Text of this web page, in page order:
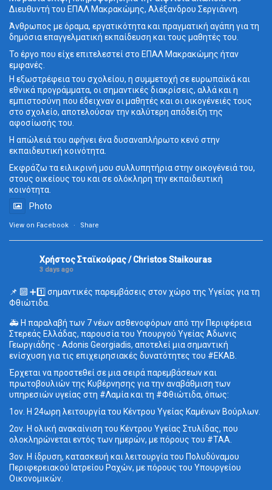
Διευθυντή του ΕΠΑΛ Μακρακώμης, Αλέξανδρου Σεργιάννη.
Άνθρωπος με όραμα, εργατικότητα και πραγματική αγάπη για τη
δημόσια επαγγελματική εκπαίδευση και τους μαθητές του.
Το έργο που είχε επιτελεστεί στο ΕΠΑΛ Μακρακώμης ήταν
εμφανές.
Η εξωστρέφεια του σχολείου, η συμμετοχή σε ευρωπαϊκά και
εθνικά προγράμματα, οι σημαντικές διακρίσεις, αλλά και η
εμπιστοσύνη που έδειχναν οι μαθητές και οι οικογένειές τους
στο σχολείο, αποτελούσαν την καλύτερη απόδειξη της
αφοσίωσής του.
Η απώλειά του αφήνει ένα δυσαναπλήρωτο κενό στην
εκπαιδευτική κοινότητα.
Εκφράζω τα ειλικρινή μου συλλυπητήρια στην οικογένειά του,
στους οικείους του και σε ολόκληρη την εκπαιδευτική
κοινότητα.
Photo
View on Facebook · Share
Χρήστος Σταϊκούρας / Christos Staikouras
3 days ago
📌 🔟 ➕1️⃣ σημαντικές παρεμβάσεις στον χώρο της Υγείας για τη
Φθιώτιδα.
🚑 Η παραλαβή των 7 νέων ασθενοφόρων από την Περιφέρεια
Στερεάς Ελλάδας, παρουσία του Υπουργού Υγείας Άδωνις
Γεωργιάδης - Adonis Georgiadis, αποτελεί μια σημαντική
ενίσχυση για τις επιχειρησιακές δυνατότητες του #ΕΚΑΒ.
Έρχεται να προστεθεί σε μια σειρά παρεμβάσεων και
πρωτοβουλιών της Κυβέρνησης για την αναβάθμιση των
υπηρεσιών υγείας στη #Λαμία και τη #Φθιώτιδα, όπως:
1ον. Η 24ωρη λειτουργία του Κέντρου Υγείας Καμένων Βούρλων.
2ον. Η ολική ανακαίνιση του Κέντρου Υγείας Στυλίδας, που
ολοκληρώνεται εντός των ημερών, με πόρους του #ΤΑΑ.
3ον. Η ίδρυση, κατασκευή και λειτουργία του Πολυδύναμου
Περιφερειακού Ιατρείου Ραχών, με πόρους του Υπουργείου
Οικονομικών.